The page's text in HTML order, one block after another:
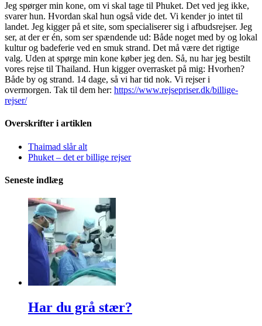
Jeg spørger min kone, om vi skal tage til Phuket. Det ved jeg ikke,
svarer hun. Hvordan skal hun også vide det. Vi kender jo intet til
landet. Jeg kigger på et site, som specialiserer sig i afbudsrejser. Jeg
ser, at der er én, som ser spændende ud: Både noget med by og lokal
kultur og badeferie ved en smuk strand. Det må være det rigtige
valg. Uden at spørge min kone køber jeg den. Så, nu har jeg bestilt
vores rejse til Thailand. Hun kigger overrasket på mig: Hvorhen?
Både by og strand. 14 dage, så vi har tid nok. Vi rejser i
overmorgen. Tak til dem her: https://www.rejsepriser.dk/billige-
rejser/
Overskrifter i artiklen
Thaimad slår alt
Phuket – det er billige rejser
Seneste indlæg
Har du grå stær?